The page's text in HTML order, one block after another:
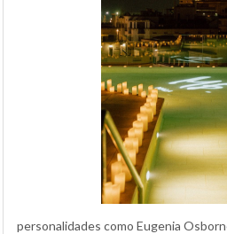
personalidades como Eugenia